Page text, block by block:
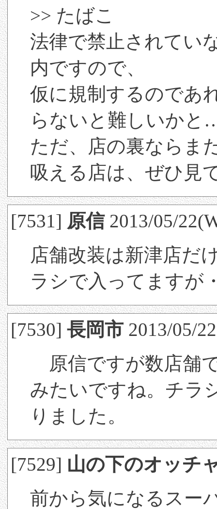
>> たばこ
法律で禁止されてい
内ですので、
仮に規制するのであ
らないと難しいかと
ただ、店の裏ならま
吸える店は、ぜひ見
[7531] 原信2013/05/
店舗改装は新津店だ
ラシで入ってますが
[7530]長岡市 2013/05/
原信ですが数店舗
みたいですね。チラ
りました。
[7529] 山の下のオッチ
前から気になるスー